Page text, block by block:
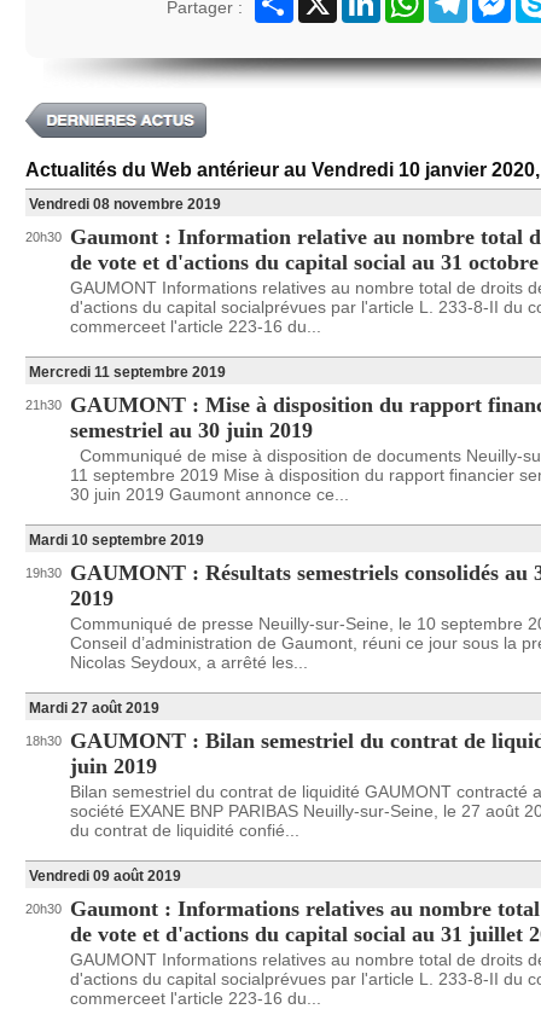
Partager :
Actualités du Web antérieur au Vendredi 10 janvier
Vendredi 08 novembre 2019
20h30
Gaumont : Information relative au nombre total
de vote et d'actions du capital social au 31 octobre
GAUMONT Informations relatives au nombre total de droits
d'actions du capital socialprévues par l'article L. 233-8-II du
commerceet l'article 223-16 du...
Mercredi 11 septembre 2019
21h30
GAUMONT : Mise à disposition du rapport
semestriel au 30 juin 2019
Communiqué de mise à disposition de documents Neuilly-
11 septembre 2019 Mise à disposition du rapport financier
30 juin 2019 Gaumont annonce ce...
Mardi 10 septembre 2019
19h30
GAUMONT : Résultats semestriels consolidés au
2019
Communiqué de presse Neuilly-sur-Seine, le 10 septembre
Conseil d’administration de Gaumont, réuni ce jour sous la
Nicolas Seydoux, a arrêté les...
Mardi 27 août 2019
18h30
GAUMONT : Bilan semestriel du contrat de
juin 2019
Bilan semestriel du contrat de liquidité GAUMONT contracté
société EXANE BNP PARIBAS Neuilly-sur-Seine, le 27 août
du contrat de liquidité confié...
Vendredi 09 août 2019
20h30
Gaumont : Informations relatives au nombre
de vote et d'actions du capital social au 31 juillet
GAUMONT Informations relatives au nombre total de droits
d'actions du capital socialprévues par l'article L. 233-8-II du
commerceet l'article 223-16 du...